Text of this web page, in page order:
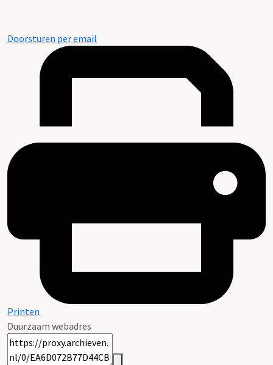
Doorsturen per email
Printen
Duurzaam webadres